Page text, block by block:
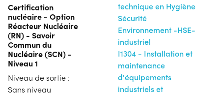
Certification
nucléaire - Option
Réacteur Nucléaire
(RN) - Savoir
Commun du
Nucléaire (SCN) -
Niveau 1
Niveau de sortie :
Sans niveau
technique en Hygiène
Sécurité
Environnement -HSE-
industriel
I1304 - Installation et
maintenance
d'équipements
industriels et